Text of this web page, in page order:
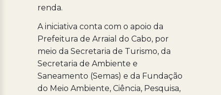
renda.
A iniciativa conta com o apoio da
Prefeitura de Arraial do Cabo, por
meio da Secretaria de Turismo, da
Secretaria de Ambiente e
Saneamento (Semas) e da Fundação
do Meio Ambiente, Ciência, Pesquisa,